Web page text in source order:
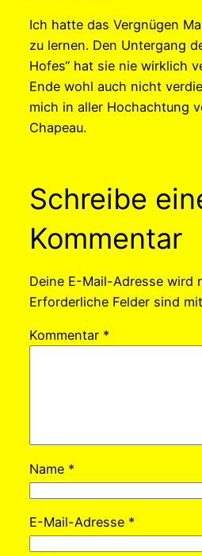
Ich hatte das Vergnügen
zu lernen. Den Untergang
Hofes“ hat sie nie wirklich
Ende wohl auch nicht
mich in aller Hochachtung
Chapeau.
Schreibe
Kommentar
Deine E-Mail-Adresse wird
Erforderliche Felder sind mit
Kommentar *
Name *
E-Mail-Adresse *